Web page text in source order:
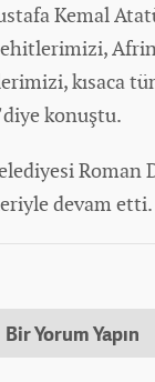
Kemal
kısaca
konuştu.
Roman
devam etti.
Bir Yorum Yapın